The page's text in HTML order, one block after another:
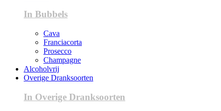
In Bubbels
Cava
Franciacorta
Prosecco
Champagne
Alcoholvrij
Overige Dranksoorten
In Overige Dranksoorten